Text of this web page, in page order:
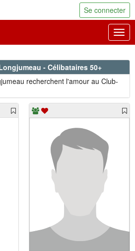
Se connecter
- Célibataires 50+
recherchent l'amour au Club-